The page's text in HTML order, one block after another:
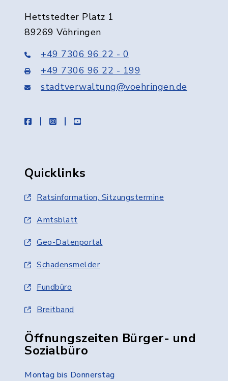
Hettstedter Platz 1
89269 Vöhringen
+49 7306 96 22 - 0
+49 7306 96 22 - 199
stadtverwaltung@voehringen.de
facebookinstagramyoutube
Quicklinks
Ratsinformation, Sitzungstermine
Amtsblatt
Geo-Datenportal
Schadensmelder
Fundbüro
Breitband
Öffnungszeiten Bürger- und
Sozialbüro
Montag bis Donnerstag